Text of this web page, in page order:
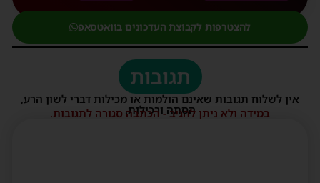
להצטרפות לקבוצת העדכונים בוואטסאפ
תגובות
אין לשלוח תגובות שאינם הולמות או מכילות דברי לשון הרע,
הסתה ורכילות.
במידה ולא ניתן להגיב - הכתבה סגורה לתגובות.